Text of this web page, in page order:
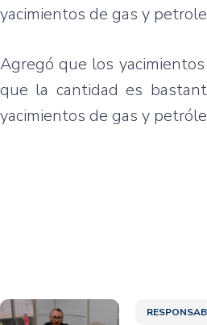
yacimientos de gas y
Agregó que los
que la cantidad es
yacimientos de gas y